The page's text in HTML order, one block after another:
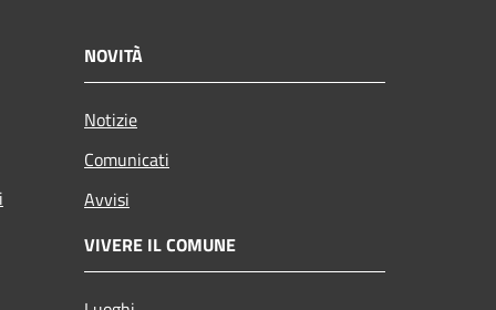
NOVITÀ
Notizie
Comunicati
Avvisi
VIVERE IL COMUNE